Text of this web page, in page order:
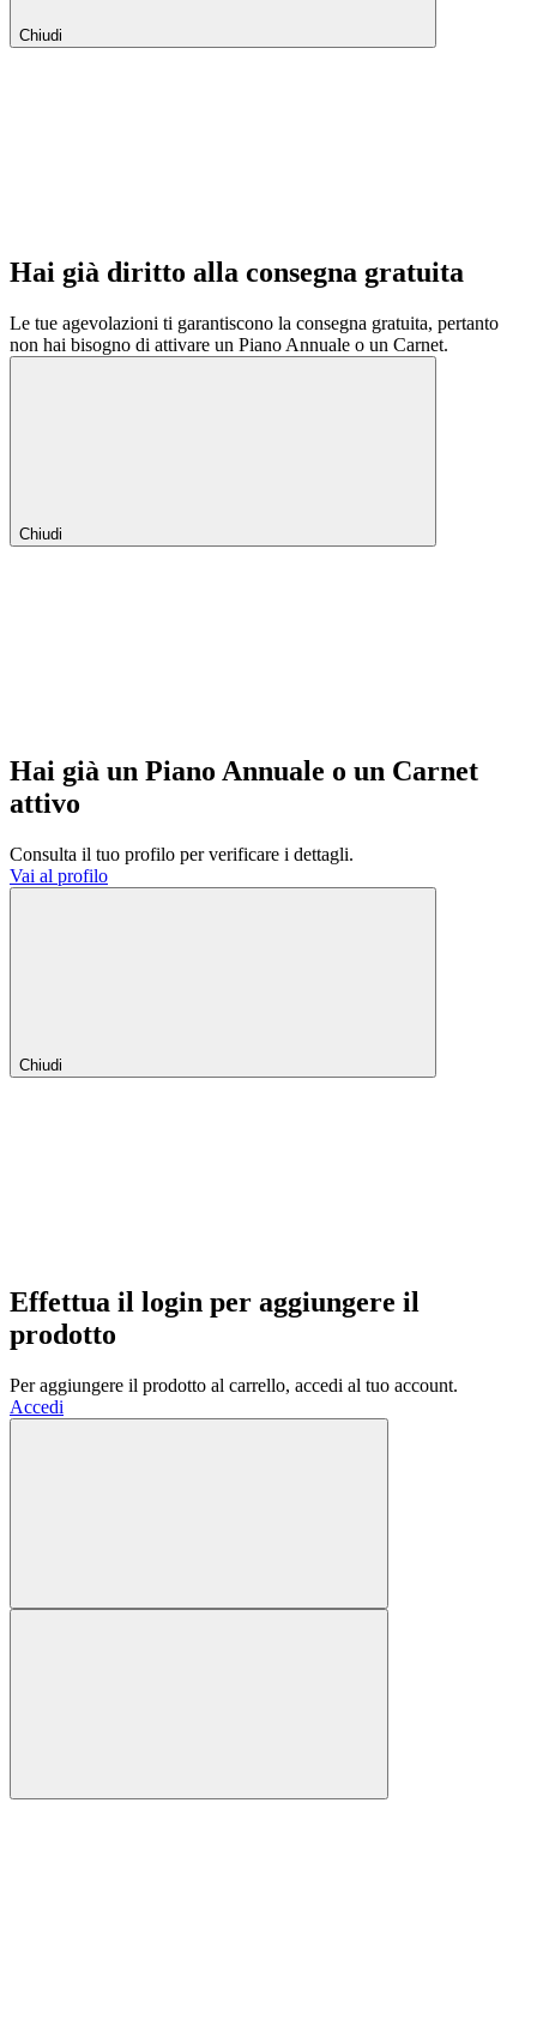
Chiudi
Hai già diritto alla consegna gratuita
Le tue agevolazioni ti garantiscono la consegna gratuita, pertanto
non hai bisogno di attivare un Piano Annuale o un Carnet.
Chiudi
Hai già un Piano Annuale o un Carnet
attivo
Consulta il tuo profilo per verificare i dettagli.
Vai al profilo
Chiudi
Effettua il login per aggiungere il
prodotto
Per aggiungere il prodotto al carrello, accedi al tuo account.
Accedi